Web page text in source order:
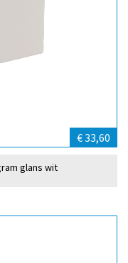
€ 33,60
glans wit